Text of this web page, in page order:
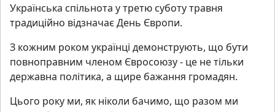
Українська спільнота у третю суботу травня
традиційно відзначає День Європи.
З кожним роком українці демонструють, що бути
повноправним членом Євросоюзу - це не тільки
державна політика, а щире бажання громадян.
Цього року ми, як ніколи бачимо, що разом ми